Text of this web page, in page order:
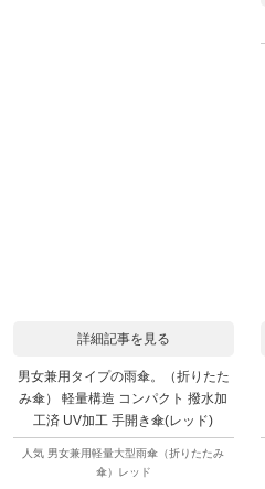
詳細記事を見る
男女兼用タイプの雨傘。（折りたた
み傘） 軽量構造 コンパクト 撥水加
工済 UV加工 手開き傘(レッド)
人気 男女兼用軽量大型雨傘（折りたたみ
傘）レッド